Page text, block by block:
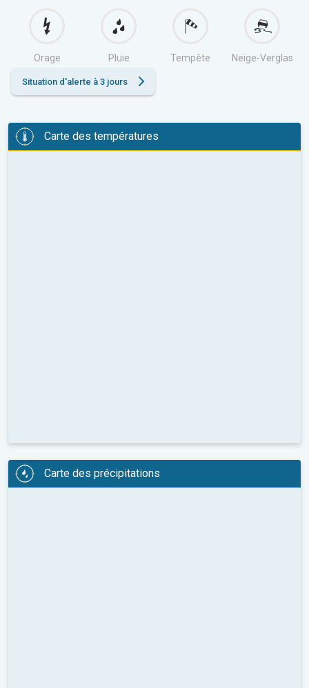
Orage Pluie Tempête Neige-Verglas
Situation d'alerte à 3 jours
Carte des températures
Carte des précipitations